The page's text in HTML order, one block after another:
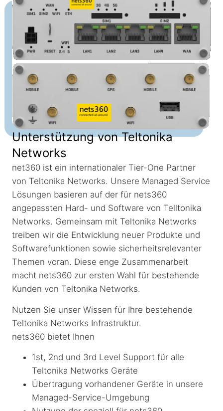
Unterstützung von Teltonika
Networks
net360 ist ein internationaler Tier-One Partner
von Teltonika Networks. Unsere Managed Service
Lösungen basieren auf der für nets360
angepassten Hard- und Software von Telltonika
Networks. Gemeinsam mit Teltonika Networks
treiben wir die Entwicklung neuer Produkte und
Softwarefunktionen sowie sicherheitsrelevanter
Themen voran. Diese enge Zusammenarbeit
macht nets360 zur ersten Wahl für bestehende
Kunden von Teltonika Networks.
Nutzen Sie unser Wissen für Ihre bestehende
Teltonika Networks Infrastruktur.
nets360 bietet Ihnen
1st, 2nd und 3rd Level Support für alle
Teltonika Networks Geräte
Übertragung vorhandener Geräte in unsere
Managed-Service-Umgebung